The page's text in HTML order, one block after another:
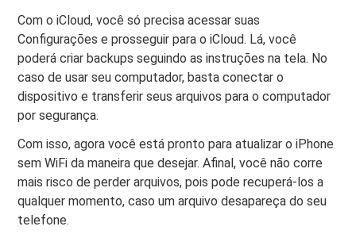
Com o iCloud, você só precisa acessar suas
Configurações e prosseguir para o iCloud. Lá, você
poderá criar backups seguindo as instruções na tela. No
caso de usar seu computador, basta conectar o
dispositivo e transferir seus arquivos para o computador
por segurança.
Com isso, agora você está pronto para atualizar o iPhone
sem WiFi da maneira que desejar. Afinal, você não corre
mais risco de perder arquivos, pois pode recuperá-los a
qualquer momento, caso um arquivo desapareça do seu
telefone.